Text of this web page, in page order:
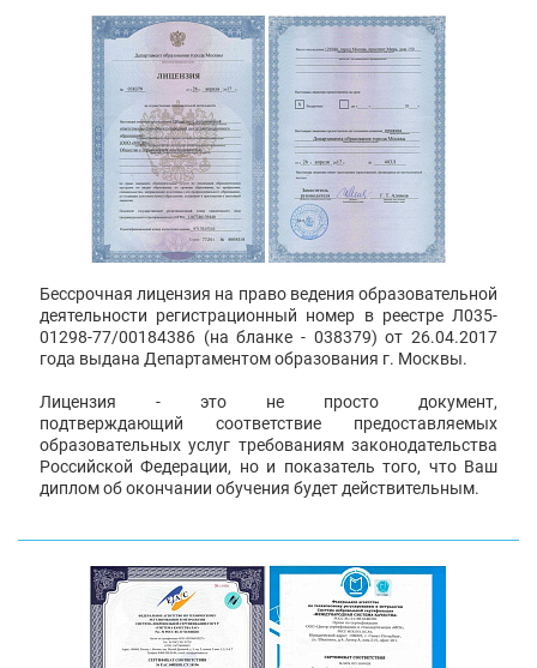
Бессрочная лицензия на право ведения образовательной
деятельности регистрационный номер в реестре Л035-
01298-77/00184386 (на бланке - 038379) от 26.04.2017
года выдана Департаментом образования г. Москвы.
Лицензия - это не просто документ,
подтверждающий соответствие предоставляемых
образовательных услуг требованиям законодательства
Российской Федерации, но и показатель того, что Ваш
диплом об окончании обучения будет действительным.